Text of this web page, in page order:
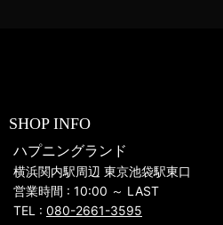
SHOP INFO
ハプニングランド
横浜関内駅周辺 東京池袋駅東口
営業時間 : 10:00 ～ LAST
TEL : 080-2661-3595